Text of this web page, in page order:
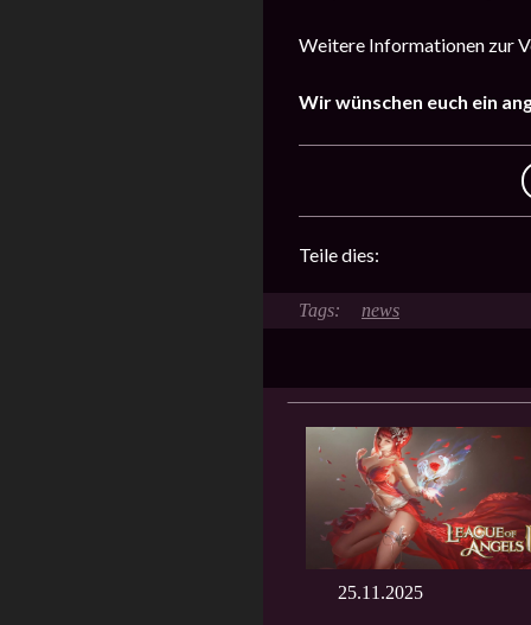
Weitere Informationen zur
Wir wünschen euch ein
Teile dies:
news
25.11.2025